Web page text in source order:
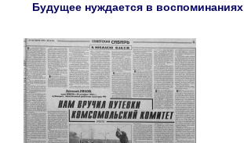
Будущее нуждается в воспоминаниях